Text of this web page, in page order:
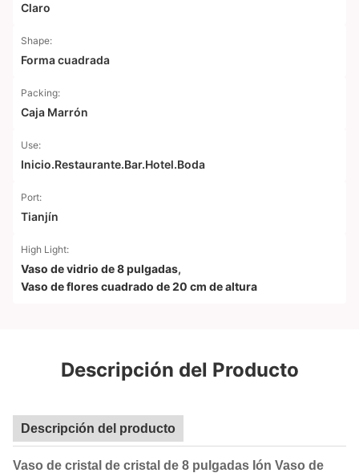
Claro
Shape:
Forma cuadrada
Packing:
Caja Marrón
Use:
Inicio.Restaurante.Bar.Hotel.Boda
Port:
Tianjín
High Light:
Vaso de vidrio de 8 pulgadas,
Vaso de flores cuadrado de 20 cm de altura
Descripción del Producto
Descripción del producto
Vaso de cristal de cristal de 8 pulgadas Ión Vaso de